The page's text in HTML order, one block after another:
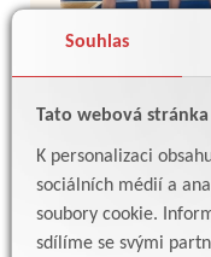
Souhlas
Tato webová
K personalizaci
sociálních médií a
soubory cookie.
sdílíme se svými